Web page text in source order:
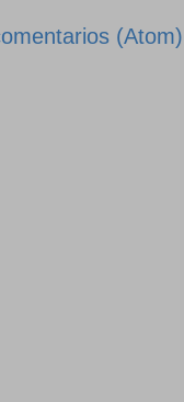
(Atom)